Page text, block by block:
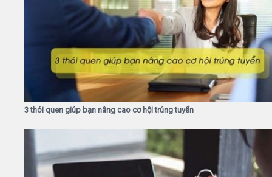
3 thói quen giúp bạn nâng cao cơ hội trúng tuyển